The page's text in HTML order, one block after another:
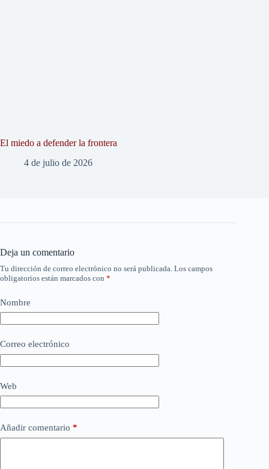
El miedo a defender la frontera
4 de julio de 2026
Deja un comentario
Tu dirección de correo electrónico no será publicada. Los campos
obligatorios están marcados con *
Nombre
Correo electrónico
Web
Añadir comentario *